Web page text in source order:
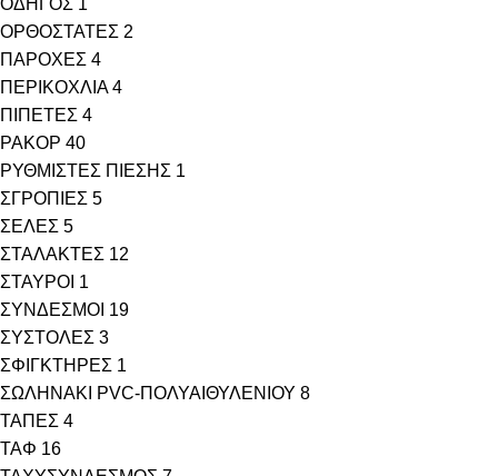
ΟΡΘΟΣΤΑΤΕΣ 2
ΠΑΡΟΧΕΣ 4
ΠΕΡΙΚΟΧΛΙΑ 4
ΠΙΠΕΤΕΣ 4
ΡΑΚΟΡ 40
ΡΥΘΜΙΣΤΕΣ ΠΙΕΣΗΣ 1
ΣΓΡΟΠΙΕΣ 5
ΣΕΛΕΣ 5
ΣΤΑΛΑΚΤΕΣ 12
ΣΤΑΥΡΟΙ 1
ΣΥΝΔΕΣΜΟΙ 19
ΣΥΣΤΟΛΕΣ 3
ΣΦΙΓΚΤΗΡΕΣ 1
ΣΩΛΗΝΑΚΙ PVC-ΠΟΛΥΑΙΘΥΛΕΝΙΟΥ 8
ΤΑΠΕΣ 4
ΤΑΦ 16